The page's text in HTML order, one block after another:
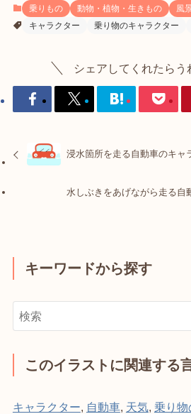
乗りもの 動物・植物・生きもの
風
キャラクター
乗り物のキャラクター
シェアしてくれたらう
浸水箇所を走る自動車のキャ
水しぶきをあげながら走る自
キーワードから探す
このイラストに関連する
キャラクター 自動車 天気, 乗り